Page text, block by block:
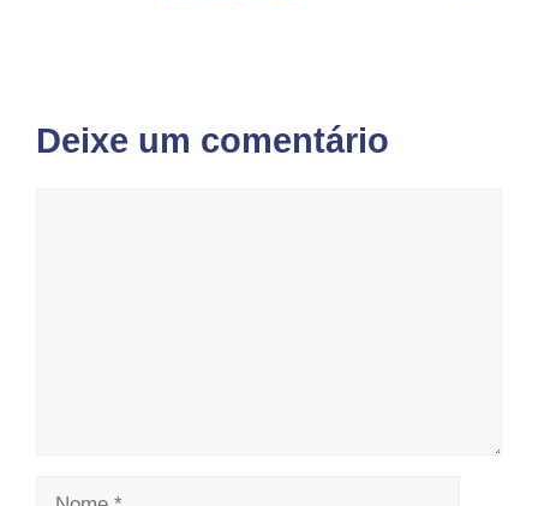
Deixe um comentário